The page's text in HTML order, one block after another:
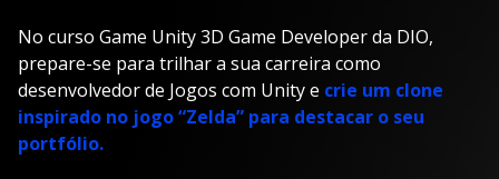
No curso Game Unity 3D Game Developer da DIO,
prepare-se para trilhar a sua carreira como
desenvolvedor de Jogos com Unity e crie um clone
inspirado no jogo “Zelda” para destacar o seu
portfólio.